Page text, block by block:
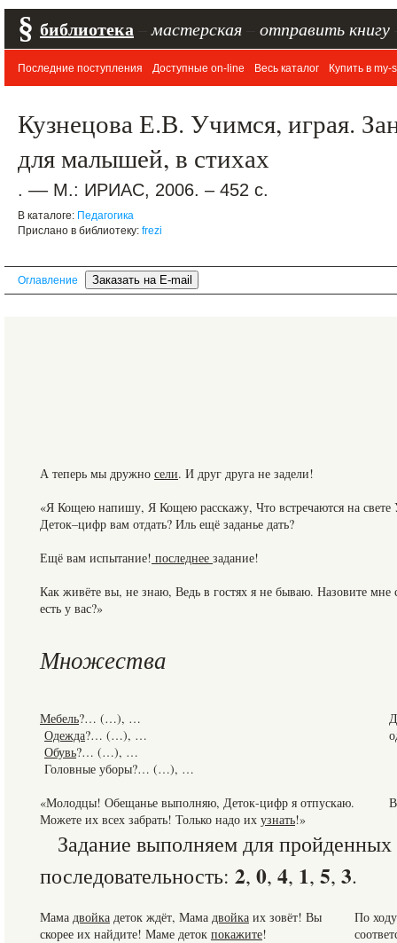
§ библиотека мастерская отправить книгу
Последние поступления Доступные on-line Весь каталог Купить в my-
Кузнецова Е.В. Учимся, играя.
для малышей, в стихах
. –– М.: ИРИАС, 2006. – 452 с.
В каталоге: Педагогика
Прислано в библиотеку: frezi
Оглавление
А теперь мы дружно сели. И друг друга не задели!
«Я Кощею напишу, Я Кощею расскажу, Что встречаются на свете
Деток–цифр вам отдать? Иль ещё заданье дать?
Ещё вам испытание! последнее задание!
Как живёте вы, не знаю, Ведь в гостях я не бываю. Назовите мне
есть у вас?»
Множества
Мебель?… (…), …
Одежда?… (…), …
Обувь?… (…), …
Головные уборы?… (…), …
«Молодцы! Обещанье выполняю, Деток-цифр я отпускаю.
Можете их всех забрать! Только надо их узнать!»
Задание выполняем для
последовательность: 2, 0, 4, 1, 5, 3.
Мама двойка деток ждёт, Мама двойка их зовёт! Вы
скорее их найдите! Маме деток покажите!
По